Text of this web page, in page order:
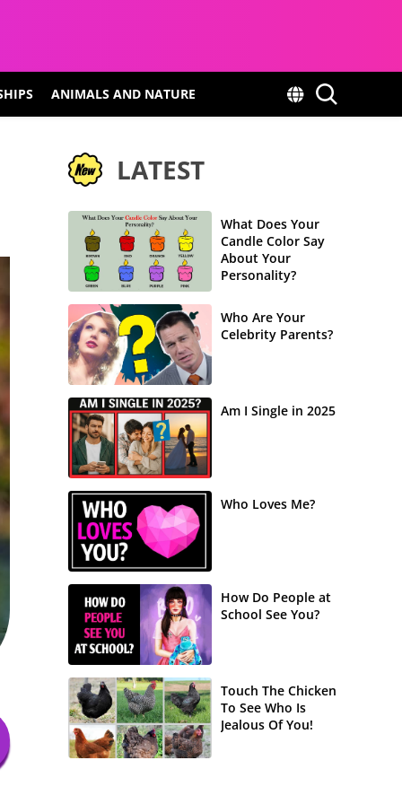
ANIMALS AND NATURE
LATEST
What Does Your
Candle Color Say
About Your
Personality?
Who Are Your
Celebrity Parents?
Am I Single in 2025
Who Loves Me?
How Do People at
School See You?
Touch The Chicken
To See Who Is
Jealous Of You!